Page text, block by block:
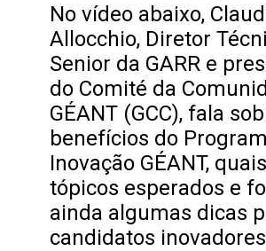
No vídeo abaixo,
Allocchio, Diretor
Senior da GARR e
do Comité da
GÉANT (GCC), fala
benefícios do
Inovação GÉANT,
tópicos esperados e
ainda algumas dicas
candidatos